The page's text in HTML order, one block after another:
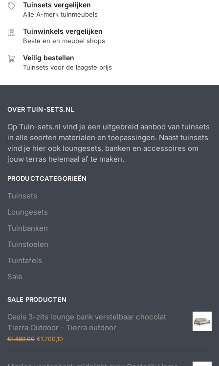
Tuinsets vergelijken
Alle A-merk tuinmeubels
Tuinwinkels vergelijken
Beste en en meubel shops
Veilig bestellen
Tuinsets voor de laagste prijs
OVER TUIN-SETS.NL
Op Tuin-sets.nl vind je een uitgebreid aanbod van tuinsets
in alle soorten materialen en toepassingen. Naast tuinsets
vind je hier ook loungesets, banken en accessoires om
jouw terras helemaal af te maken.
PRODUCTCATEGORIEËN
Tuinsets
Loungesets
Tuinbanken
Tuinstoelen
Tuintafels
Sale
SALE PRODUCTEN
Oasis 3-zits lounge bank verstelbaar chocolat
Tierra Outdoor - Tierra outdoor
€1.889,00 Oorspronkelijke
€1.700,10